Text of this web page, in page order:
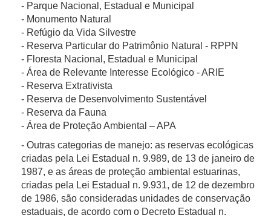
- Parque Nacional, Estadual e Municipal
- Monumento Natural
- Refúgio da Vida Silvestre
- Reserva Particular do Patrimônio Natural - RPPN
- Floresta Nacional, Estadual e Municipal
- Área de Relevante Interesse Ecológico - ARIE
- Reserva Extrativista
- Reserva de Desenvolvimento Sustentável
- Reserva da Fauna
- Área de Proteção Ambiental – APA
- Outras categorias de manejo: as reservas ecológicas
criadas pela Lei Estadual n. 9.989, de 13 de janeiro de
1987, e as áreas de proteção ambiental estuarinas,
criadas pela Lei Estadual n. 9.931, de 12 de dezembro
de 1986, são consideradas unidades de conservação
estaduais, de acordo com o Decreto Estadual n.